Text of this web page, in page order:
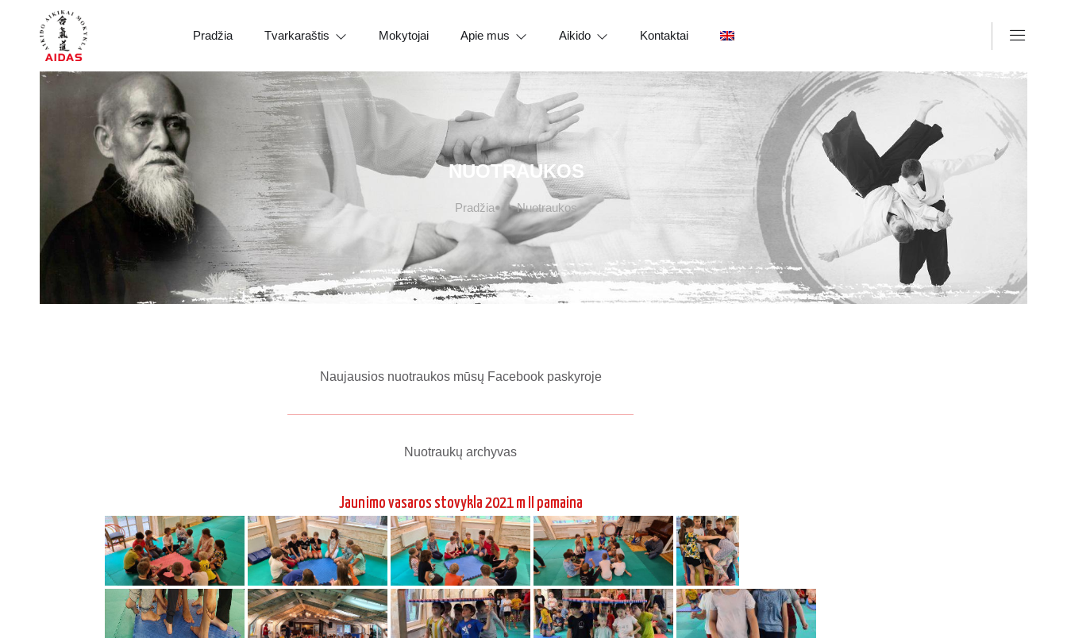
Vasaros Aikido stovykla Marijampoleje
2020 07 – 08
2019 metai
Hombu dodzio seminaras Maksvoje 2019
seminaras 2019 03